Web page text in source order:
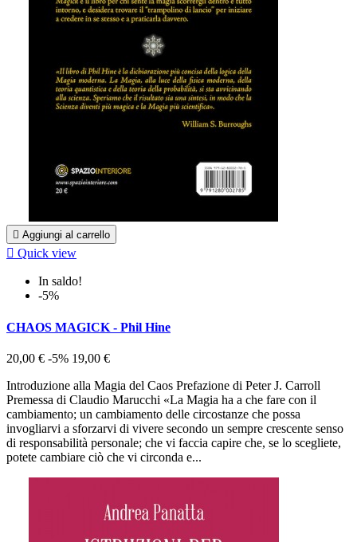
 Aggiungi al carrello
 Quick view
In saldo!
-5%
CHAOS MAGICK - Phil Hine
20,00 € -5% 19,00 €
Introduzione alla Magia del Caos Prefazione di Peter J. Carroll
Premessa di Claudio Marucchi «La Magia ha a che fare con il
cambiamento; un cambiamento delle circostanze che possa
invogliarvi a sforzarvi di vivere secondo un sempre crescente senso
di responsabilità personale; che vi faccia capire che, se lo scegliete,
potete cambiare ciò che vi circonda e...